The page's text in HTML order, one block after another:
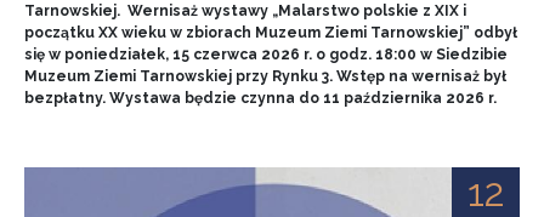
Tarnowskiej. Wernisaż wystawy „Malarstwo polskie z XIX i
początku XX wieku w zbiorach Muzeum Ziemi Tarnowskiej” odbył
się w poniedziałek, 15 czerwca 2026 r. o godz. 18:00 w Siedzibie
Muzeum Ziemi Tarnowskiej przy Rynku 3. Wstęp na wernisaż był
bezpłatny. Wystawa będzie czynna do 11 października 2026 r.
12